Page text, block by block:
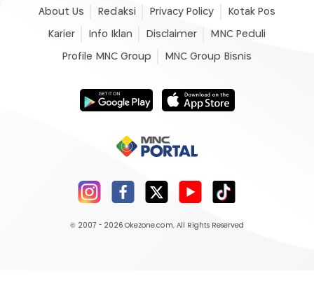
About Us Redaksi Privacy Policy Kotak Pos
Karier Info Iklan Disclaimer MNC Peduli
Profile MNC Group MNC Group Bisnis
© 2007 - 2026 Okezone.com, All Rights Reserved